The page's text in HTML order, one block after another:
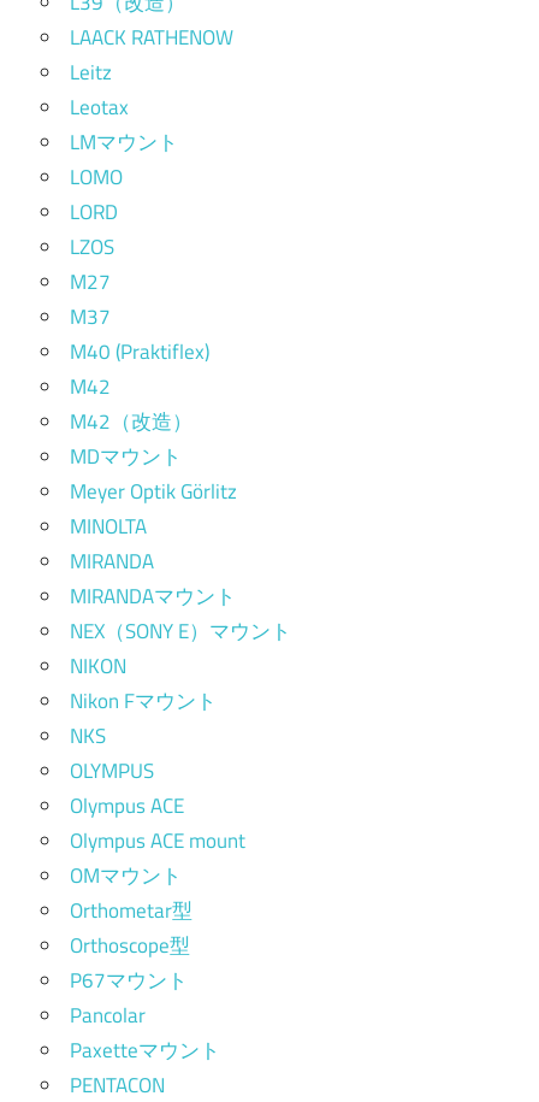
LAACK RATHENOW
Leitz
Leotax
LMマウント
LOMO
LORD
LZOS
M27
M37
M40 (Praktiflex)
M42
M42（改造）
MDマウント
Meyer Optik Görlitz
MINOLTA
MIRANDA
MIRANDAマウント
NEX（SONY E）マウント
NIKON
Nikon Fマウント
NKS
OLYMPUS
Olympus ACE
Olympus ACE mount
OMマウント
Orthometar型
Orthoscope型
P67マウント
Pancolar
Paxetteマウント
PENTACON